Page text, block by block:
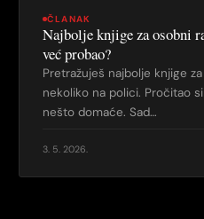
ČLANAK
Najbolje knjige za osobni
već probao?
Pretražuješ najbolje knjige
nekoliko na polici. Pročitao
nešto domaće. Sad…
3. 5. 2026.